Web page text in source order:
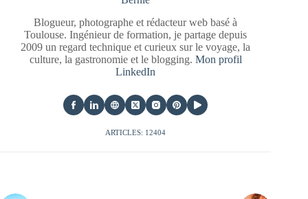
Blogueur, photographe et rédacteur web basé à
Toulouse. Ingénieur de formation, je partage depuis
2009 un regard technique et curieux sur le voyage, la
culture, la gastronomie et le blogging. Mon profil
LinkedIn
ARTICLES: 12404